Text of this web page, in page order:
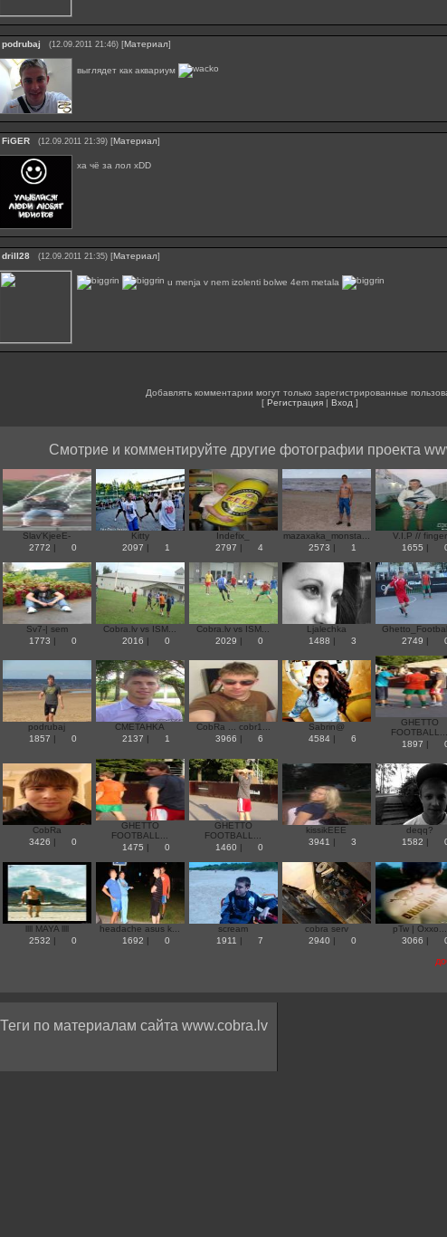
podrubaj (12.09.2011 21:46) [Материал]
выглядет как аквариум
FiGER (12.09.2011 21:39) [Материал]
ха чё за лол xDD
drill28 (12.09.2011 21:35) [Материал]
u menja v nem izolenti bolwe 4em metala
Добавлять комментарии могут только зарегистрированные
[ Регистрация Вход ]
Смотрие и комментируйте другие фотографии проекта
Slav'KjeeE-
2772
0
Kitty
2097
1
Indefix_
2797
4
mazaxaka_monsta...
2573
1
V.I.P // finger
1655
Sv7-| sem
1773
0
Cobra.lv vs ISM...
2016
0
Cobra.lv vs ISM...
2029
0
Ljalechka
1488
3
2749
podrubaj
1857
0
CMETAHKA
2137
1
CobRa ... cobr1...
3966
6
Sabrin@
4584
6
GHETTO
FOOTBALL...
1897
CobRa
3426
0
GHETTO
FOOTBALL...
1475
0
GHETTO
FOOTBALL...
1460
0
kissikEEE
3941
3
deqq?
1582
llll MAYA llll
2532
0
headache asus k...
1692
0
scream
1911
7
cobra serv
2940
0
pTw | Oxxo...
3066
Теги по материалам сайта www.cobra.lv